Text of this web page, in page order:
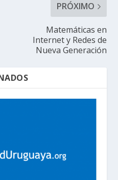
PRÓXIMO
Matemáticas en
Internet y Redes de
Nueva Generación